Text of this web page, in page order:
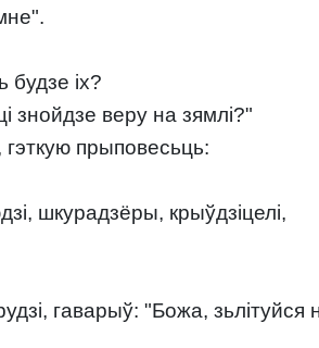
будзе іх?
веру на зямлі?"
прыповесьць:
шкурадзёры, крыўдзіцелі,
гаварыў: "Божа, зьлітуйся